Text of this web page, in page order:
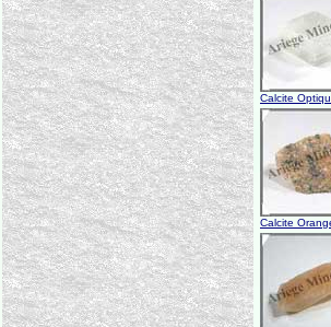
Calcite
Calcite